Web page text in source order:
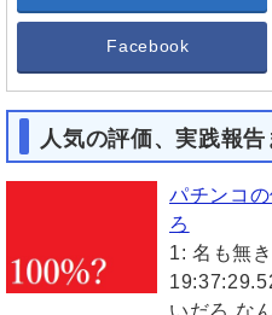
Facebook
人気の評価、実践報告
パチンコ
ろ
1: 名も無